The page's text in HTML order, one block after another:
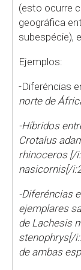
(esto ocurre
geográfica
subespécie),
Ejemplos:
-Diferéncias
norte de
-Híbridos
Crotalus
rhinoceros [/
nasicornis[/
-Diferéncias
ejemplares
de Lachesis
stenophrys[/
de ambas